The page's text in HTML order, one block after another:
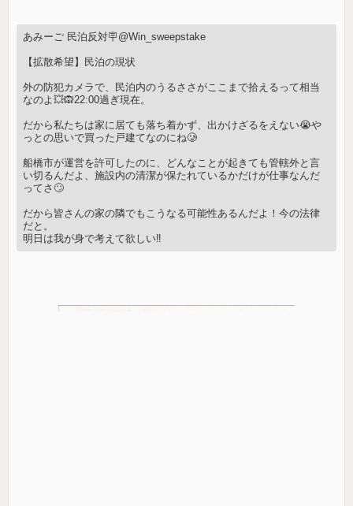
あみーご 民泊反対🪧@Win_sweepstake
【拡散希望】民泊の現状
外の防犯カメラで、民泊内のうるささがここまで拾えるって相当
なのよ💥🙉22:00過ぎ現在。
だから私たちは家に居ても落ち着かず、出かけざるをえない😭や
っとの思いで買った戸建てなのにね🥲
船橋市が運営を許可したのに、どんなことが起きても管轄外と言
い切るんだよ、施設内の清潔が保たれているかだけが仕事なんだ
ってさ🙄
だから皆さんの家の隣でもこうなる可能性あるんだよ！今の法律
だと。
明日は我が身で考えて欲しい‼️